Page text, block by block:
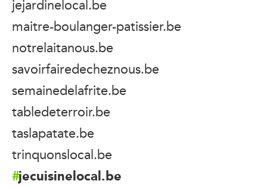
jejardinelocal.be
maitre-boulanger-patissier.be
notrelaitanous.be
savoirfairedecheznous.be
semainedelafrite.be
tabledeterroir.be
taslapatate.be
trinquonslocal.be
jecuisinelocal.be